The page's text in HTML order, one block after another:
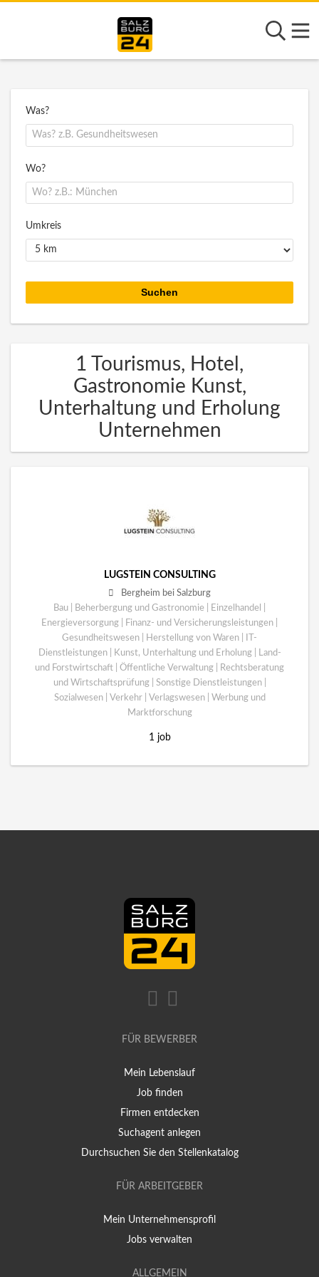
Was?
Wo?
Umkreis
1 Tourismus, Hotel,
Gastronomie Kunst,
Unterhaltung und Erholung
Unternehmen
LUGSTEIN CONSULTING
Bergheim bei Salzburg
Bau | Beherbergung und Gastronomie | Einzelhandel |
Energieversorgung | Finanz- und Versicherungsleistungen |
Gesundheitswesen | Herstellung von Waren | IT-
Dienstleistungen | Kunst, Unterhaltung und Erholung | Land-
und Forstwirtschaft | Öffentliche Verwaltung | Rechtsberatung
und Wirtschaftsprüfung | Sonstige Dienstleistungen |
Sozialwesen | Verkehr | Verlagswesen | Werbung und
Marktforschung
1 job
FÜR BEWERBER
Mein Lebenslauf
Job finden
Firmen entdecken
Suchagent anlegen
Durchsuchen Sie den Stellenkatalog
FÜR ARBEITGEBER
Mein Unternehmensprofil
Jobs verwalten
ALLGEMEIN